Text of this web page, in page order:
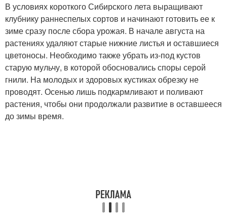
В условиях короткого Сибирского лета выращивают
клубнику раннеспелых сортов и начинают готовить ее к
зиме сразу после сбора урожая. В начале августа на
растениях удаляют старые нижние листья и оставшиеся
цветоносы. Необходимо также убрать из-под кустов
старую мульчу, в которой обосновались споры серой
гнили. На молодых и здоровых кустиках обрезку не
проводят. Осенью лишь подкармливают и поливают
растения, чтобы они продолжали развитие в оставшееся
до зимы время.